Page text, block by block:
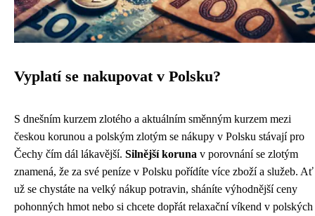
Vyplatí se nakupovat v Polsku?
S dnešním kurzem zlotého a aktuálním směnným kurzem mezi
českou korunou a polským zlotým se nákupy v Polsku stávají pro
Čechy čím dál lákavější. Silnější koruna v porovnání se zlotým
znamená, že za své peníze v Polsku pořídíte více zboží a služeb. Ať
už se chystáte na velký nákup potravin, sháníte výhodnější ceny
pohonných hmot nebo si chcete dopřát relaxační víkend v polských